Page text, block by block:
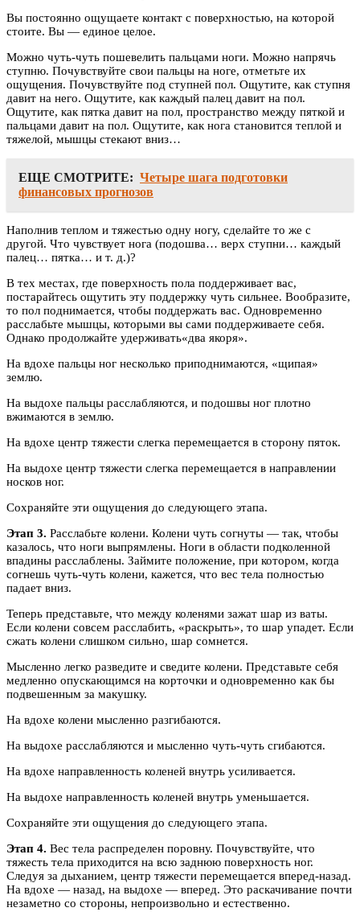
Вы постоянно ощущаете контакт с поверхностью, на которой
стоите. Вы — единое целое.
Можно чуть-чуть пошевелить пальцами ноги. Можно напрячь
ступню. Почувствуйте свои пальцы на ноге, отметьте их
ощущения. Почувствуйте под ступней пол. Ощутите, как ступня
давит на него. Ощутите, как каждый палец давит на пол.
Ощутите, как пятка давит на пол, пространство между пяткой и
пальцами давит на пол. Ощутите, как нога становится теплой и
тяжелой, мышцы стекают вниз…
ЕЩЕ СМОТРИТЕ: Четыре шага подготовки
финансовых прогнозов
Наполнив теплом и тяжестью одну ногу, сделайте то же с
другой. Что чувствует нога (подошва… верх ступни… каждый
палец… пятка… и т. д.)?
В тех местах, где поверхность пола поддерживает вас,
постарайтесь ощутить эту поддержку чуть сильнее. Вообразите,
то пол поднимается, чтобы поддержать вас. Одновременно
расслабьте мышцы, которыми вы сами поддерживаете себя.
Однако продолжайте удерживать«два якоря».
На вдохе пальцы ног несколько приподнимаются, «щипая»
землю.
На выдохе пальцы расслабляются, и подошвы ног плотно
вжимаются в землю.
На вдохе центр тяжести слегка перемещается в сторону пяток.
На выдохе центр тяжести слегка перемещается в направлении
носков ног.
Сохраняйте эти ощущения до следующего этапа.
Этап 3. Расслабьте колени. Колени чуть согнуты — так, чтобы
казалось, что ноги выпрямлены. Ноги в области подколенной
впадины расслаблены. Займите положение, при котором, когда
согнешь чуть-чуть колени, кажется, что вес тела полностью
падает вниз.
Теперь представьте, что между коленями зажат шар из ваты.
Если колени совсем расслабить, «раскрыть», то шар упадет. Если
сжать колени слишком сильно, шар сомнется.
Мысленно легко разведите и сведите колени. Представьте себя
медленно опускающимся на корточки и одновременно как бы
подвешенным за макушку.
На вдохе колени мысленно разгибаются.
На выдохе расслабляются и мысленно чуть-чуть сгибаются.
На вдохе направленность коленей внутрь усиливается.
На выдохе направленность коленей внутрь уменьшается.
Сохраняйте эти ощущения до следующего этапа.
Этап 4. Вес тела распределен поровну. Почувствуйте, что
тяжесть тела приходится на всю заднюю поверхность ног.
Следуя за дыханием, центр тяжести перемещается вперед-назад.
На вдохе — назад, на выдохе — вперед. Это раскачивание почти
незаметно со стороны, непроизвольно и естественно.